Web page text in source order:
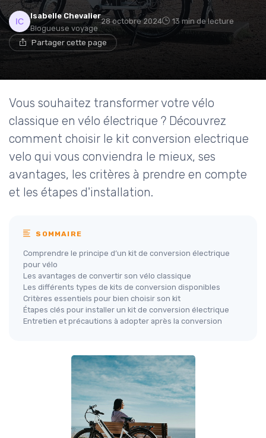
Isabelle Chevalier
Blogueuse voyage
28 octobre 2024 13 min de lecture
Partager cette page
Vous souhaitez transformer votre vélo
classique en vélo électrique ? Découvrez
comment choisir le kit conversion electrique
velo qui vous conviendra le mieux, ses
avantages, les critères à prendre en compte
et les étapes d'installation.
SOMMAIRE
Comprendre le principe d’un kit de conversion électrique
pour vélo
Les avantages de convertir son vélo classique
Les différents types de kits de conversion disponibles
Critères essentiels pour bien choisir son kit
Étapes clés pour installer un kit de conversion électrique
Entretien et précautions à adopter après la conversion